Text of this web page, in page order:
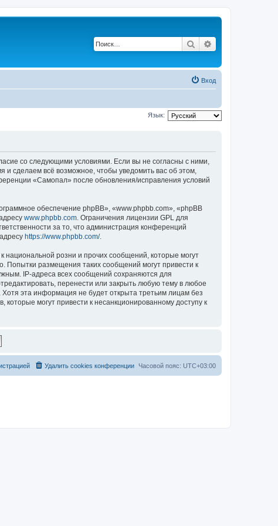
Поиск
Вход
Язык:
со следующими условиями. Если вы не согласны с ними,
сделаем всё возможное, чтобы уведомить вас об этом,
«Самопал» после обновления/исправления условий
обеспечение phpBB», «www.phpbb.com», «phpBB
www.phpbb.com . Ограничения лицензии GPL для
за то, что администрация конференций
https://www.phpbb.com/.
национальной розни и прочих сообщений, которые могут
Попытки размещения таких сообщений могут привести к
IP-адреса всех сообщений сохраняются для
перенести или закрыть любую тему в любое
эта информация не будет открыта третьим лицам без
могут привести к несанкционированному доступу к
Часовой пояс: UTC+03:00
Удалить cookies конференции